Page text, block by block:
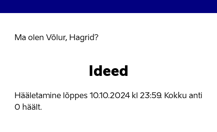
Ma olen Võlur, Hagrid?
Ideed
Hääletamine lõppes 10.10.2024kl 23:59. Kokku anti
0 häält.